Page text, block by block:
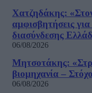
Χατζηδάκης:
αμφισβητήσεις
διασύνδεσης
06/08/2026
Μητσοτάκης:
βιομηχανία –
06/08/2026